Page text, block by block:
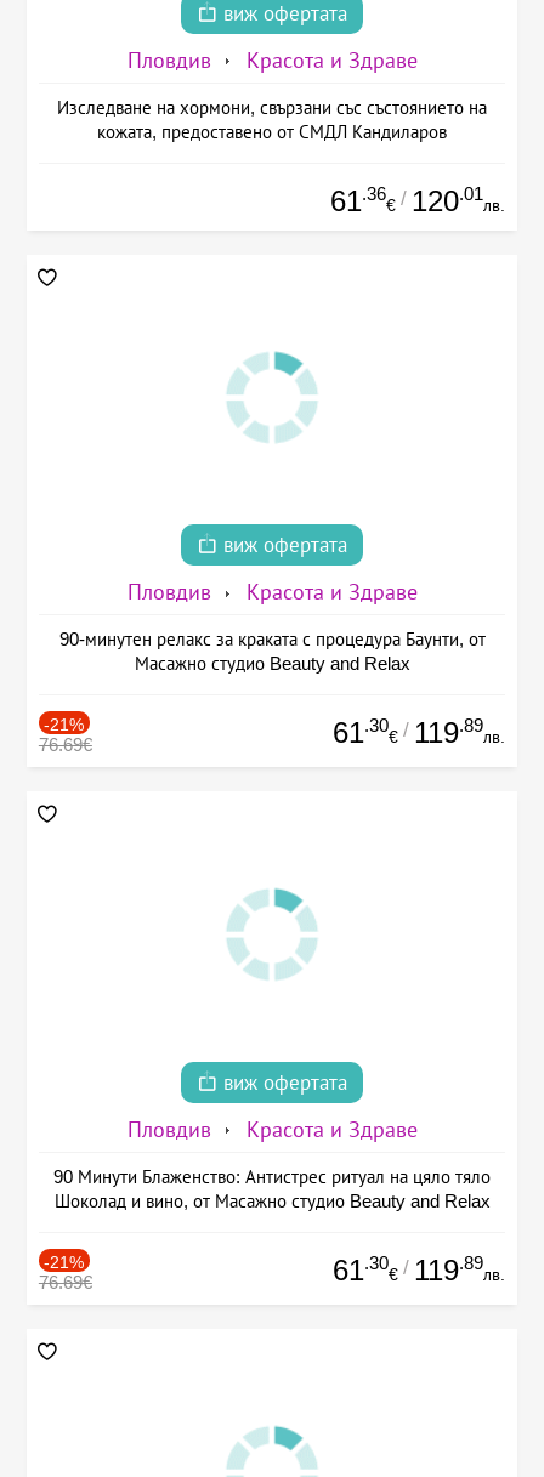
виж офертата
Пловдив Красота и Здраве
Изследване на хормони, свързани със състоянието на
кожата, предоставено от СМДЛ Кандиларов
61.36
€ / 120.01
лв.
виж офертата
Пловдив Красота и Здраве
90-минутен релакс за краката с процедура Баунти, от
Масажно студио Beauty and Relax
-21%
76.69€ 61.30
€ / 119.89
лв.
виж офертата
Пловдив Красота и Здраве
90 Минути Блаженство: Антистрес ритуал на цяло тяло
Шоколад и вино, от Масажно студио Beauty and Relax
-21%
76.69€ 61.30
€ / 119.89
лв.